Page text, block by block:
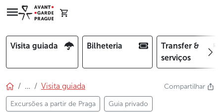
Visita guiada Bilheteria
Transfer &
serviços
… Visita guiada
Excursões a partir de Praga Guia privado
Compartilhar